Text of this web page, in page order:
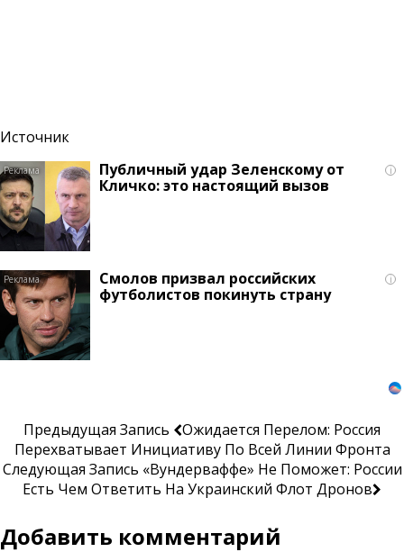
Источник
i
Публичный удар Зеленскому от
Кличко: это настоящий вызов
i
Смолов призвал российских
футболистов покинуть страну
Предыдущая Запись
Ожидается Перелом: Россия
Перехватывает Инициативу По Всей Линии Фронта
Следующая Запись «Вундерваффе» Не Поможет: России
Есть Чем Ответить На Украинский Флот Дронов
Добавить комментарий